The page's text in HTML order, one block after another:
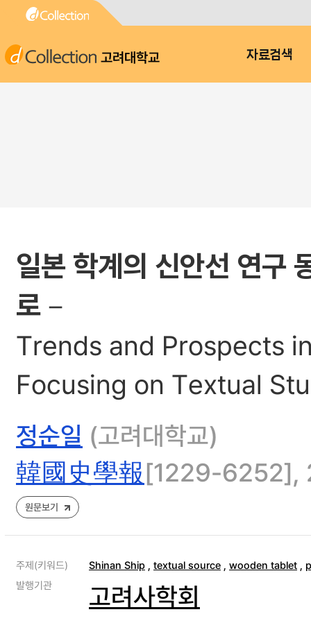
고려대학교 자료검색
일본 학계의 신안선 연구
로－
Trends and Prospects
Focusing on Textual
정순일 (고려대학교)
韓國史學報[1229-6252],
원문보기
주제(키워드) Shinan Ship , textual source , wooden tablet ,
발행기관
고려사학회